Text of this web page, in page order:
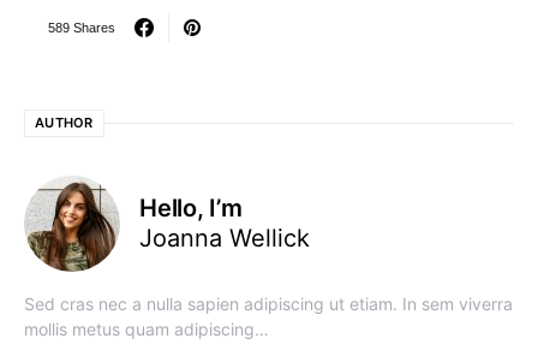
589 Shares
AUTHOR
Hello, I’m
Joanna Wellick
Sed cras nec a nulla sapien adipiscing ut etiam. In sem viverra
mollis metus quam adipiscing…